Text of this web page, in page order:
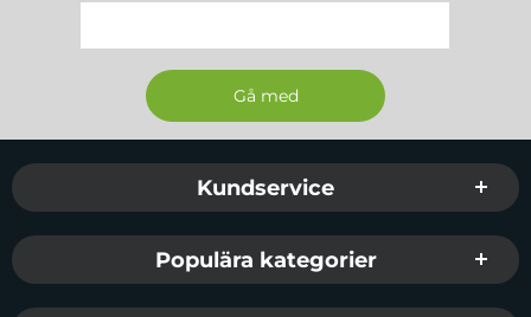
Sidfot Blandad info och länkar
Kundservice
Populära kategorier